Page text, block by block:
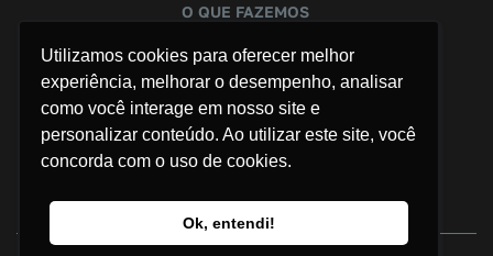
Utilizamos cookies para oferecer melhor
experiência, melhorar o desempenho, analisar
como você interage em nosso site e
personalizar conteúdo. Ao utilizar este site, você
concorda com o uso de cookies.
Ok, entendi!
O QUE FAZEMOS
Assessoria de Imprensa
Marketing B2B
Saúde